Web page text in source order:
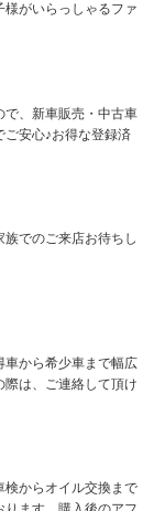
がいらっしゃるファ
で、新車販売・中古車
安心♪お得な登録済
でのご来店お待ちし
車から希少車まで幅広
際は、ご連絡して頂け
検からオイル交換まで